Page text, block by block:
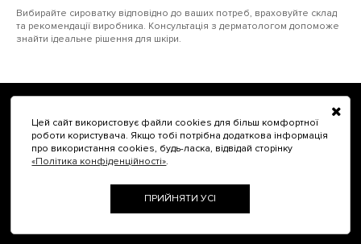
Вибирайте сироватку відповідно до ваших потреб, враховуйте склад
та рекомендації виробника. Консультація з дерматологом допоможе
знайти ідеальне рішення для шкіри.
Про нас
Публічна оферта
Співпраця
Контакти
Цей сайт використовує файли cookies для більш комфортної
роботи користувача. Якщо тобі потрібна додаткова інформація
про використання cookies, будь-ласка, відвідай сторінку
«Політика конфіденційності».
ПРИЙНЯТИ УСІ